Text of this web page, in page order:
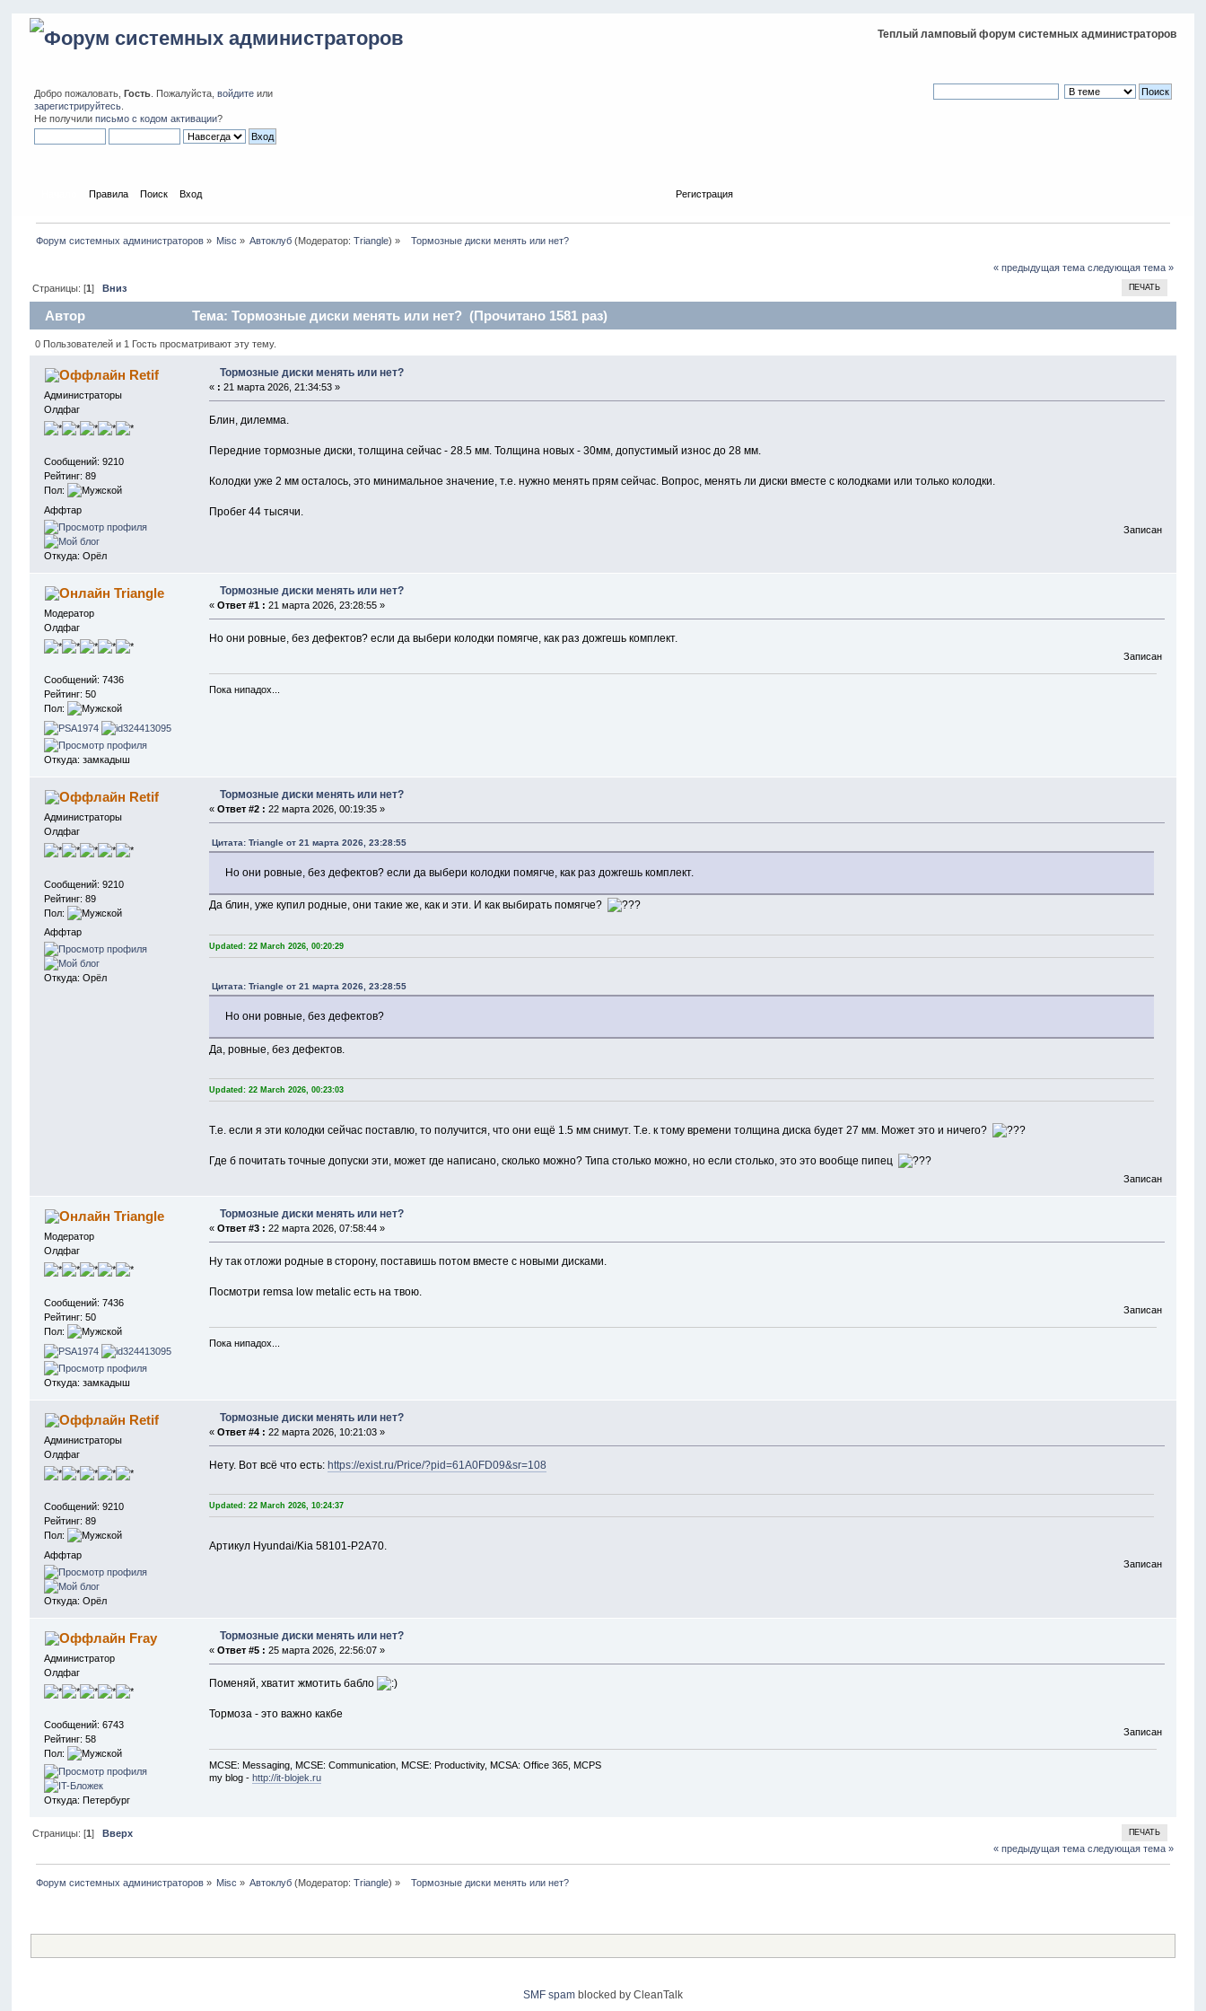
Теплый ламповый форум системных администраторов
Добро пожаловать,Гость . Пожалуйста,войдите или
зарегистрируйтесь
Не получилиписьмо с кодом активации?
Правила Поиск Вход Регистрация
Форум системных администраторов» Misc » Автоклуб (Модератор:Triangle) »
  Тормозные диски менять или нет?
« предыдущая тема следующая тема »
ПЕЧАТЬ
Страницы: [1] Вниз
Автор Тема: Тормозные диски менять или нет? (Прочитано 1581 раз)
0 Пользователей и 1 Гость просматривают эту тему.
Retif
Администраторы
Олдфаг
Сообщений: 9210
Рейтинг: 89
Пол:
Аффтар
Откуда: Орёл
Тормозные диски менять или нет?
« : 21 марта 2026, 21:34:53 »
Блин, дилемма.
Передние тормозные диски, толщина сейчас - 28.5 мм. Толщина новых - 30мм, допустимый износ до 28 мм.
Колодки уже 2 мм осталось, это минимальное значение, т.е. нужно менять прям сейчас. Вопрос, менять ли диски вместе с колодками или только колодки.
Пробег 44 тысячи.
Записан
Triangle
Модератор
Олдфаг
Сообщений: 7436
Рейтинг: 50
Пол:
Откуда: замкадыш
Тормозные диски менять или нет?
«Ответ #1 : 21 марта 2026, 23:28:55 »
Но они ровные, без дефектов? если да выбери колодки помягче, как раз дожгешь комплект.
Записан
Пока нипадох...
Retif
Администраторы
Олдфаг
Сообщений: 9210
Рейтинг: 89
Пол:
Аффтар
Откуда: Орёл
Тормозные диски менять или нет?
«Ответ #2 : 22 марта 2026, 00:19:35 »
Цитата: Triangle от 21 марта 2026, 23:28:55
Но они ровные, без дефектов? если да выбери колодки помягче, как раз дожгешь комплект.
Да блин, уже купил родные, они такие же, как и эти. И как выбирать помягче?
Updated: 22 March 2026, 00:20:29
Цитата: Triangle от 21 марта 2026, 23:28:55
Но они ровные, без дефектов?
Да, ровные, без дефектов.
Updated: 22 March 2026, 00:23:03
Т.е. если я эти колодки сейчас поставлю, то получится, что они ещё 1.5 мм снимут. Т.е. к тому времени толщина диска будет 27 мм. Может это и ничего?
Где б почитать точные допуски эти, может где написано, сколько можно? Типа столько можно, но если столько, это это вообще пипец
Записан
Triangle
Модератор
Олдфаг
Сообщений: 7436
Рейтинг: 50
Пол:
Откуда: замкадыш
Тормозные диски менять или нет?
«Ответ #3 : 22 марта 2026, 07:58:44 »
Ну так отложи родные в сторону, поставишь потом вместе с новыми дисками.
Посмотри remsa low metalic есть на твою.
Записан
Пока нипадох...
Retif
Администраторы
Олдфаг
Сообщений: 9210
Рейтинг: 89
Пол:
Аффтар
Откуда: Орёл
Тормозные диски менять или нет?
«Ответ #4 : 22 марта 2026, 10:21:03 »
Нету. Вот всё что есть:https://exist.ru/Price/?pid=61A0FD09&sr=108
Updated: 22 March 2026, 10:24:37
Артикул Hyundai/Kia 58101-P2A70.
Записан
Fray
Администратор
Олдфаг
Сообщений: 6743
Рейтинг: 58
Пол:
Откуда: Петербург
Тормозные диски менять или нет?
«Ответ #5 : 25 марта 2026, 22:56:07 »
Поменяй, хватит жмотить бабло
Тормоза - это важно какбе
Записан
MCSE: Messaging, MCSE: Communication, MCSE: Productivity, MCSA: Office 365, MCPS
my blog - http://it-blojek.ru
ПЕЧАТЬ
Страницы: [1] Вверх
« предыдущая тема следующая тема »
Форум системных администраторов» Misc » Автоклуб (Модератор:Triangle) »
  Тормозные диски менять или нет?
SMF spamblocked by CleanTalk